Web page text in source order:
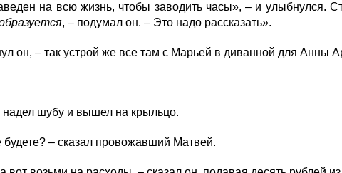
на всю жизнь, чтобы заводить часы», – и улыбнулся.
, – подумал он. – Это надо рассказать».
он, – так устрой же все там с Марьей в диванной для Анны
шубу и вышел на крыльцо.
– сказал провожавший Матвей.